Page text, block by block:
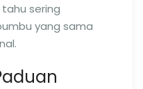
sering
yang sama